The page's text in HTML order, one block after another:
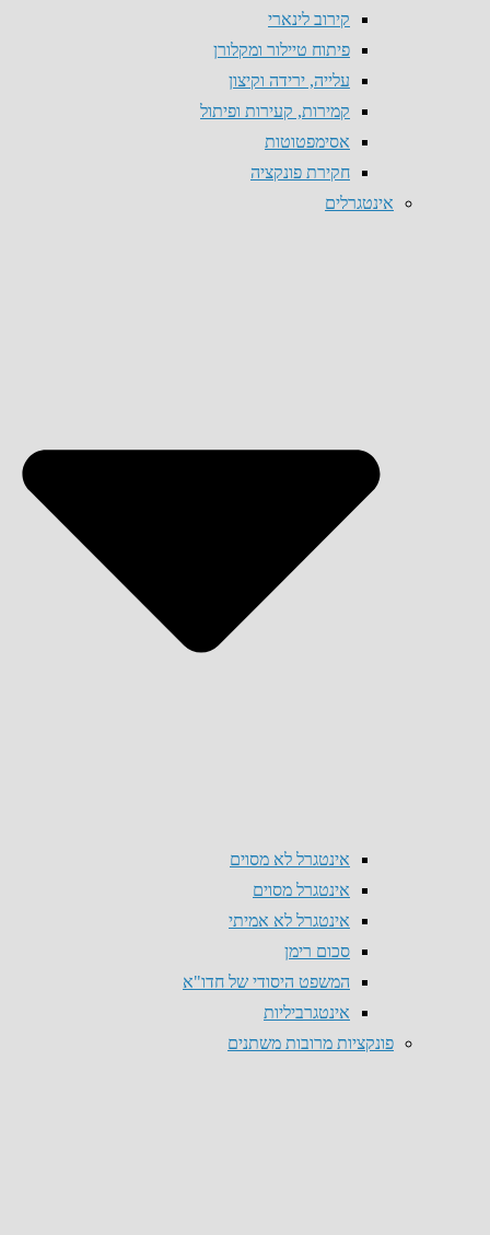
קירוב לינארי
פיתוח טיילור ומקלורן
עלייה, ירידה וקיצון
קמירות, קעירות ופיתול
אסימפטוטות
חקירת פונקציה
אינטגרלים
אינטגרל לא מסוים
אינטגרל מסוים
אינטגרל לא אמיתי
סכום רימן
המשפט היסודי של חדו"א
אינטגרביליות
פונקציות מרובות משתנים